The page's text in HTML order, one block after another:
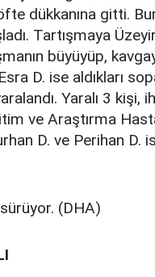
dükkanına gitti.
Tartışmaya
büyüyüp,
D. ise aldıkları
Yaralı 3 kişi,
ve Araştırma
D. ve Perihan D.
(DHA)